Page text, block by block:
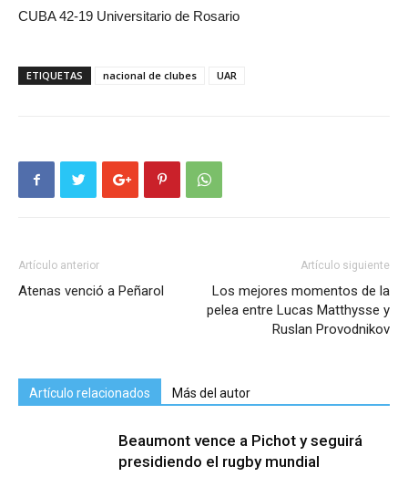
CUBA 42-19 Universitario de Rosario
ETIQUETAS nacional de clubes UAR
Artículo anterior
Atenas venció a Peñarol
Artículo siguiente
Los mejores momentos de la
pelea entre Lucas Matthysse y
Ruslan Provodnikov
Artículo relacionados Más del autor
Beaumont vence a Pichot y seguirá
presidiendo el rugby mundial